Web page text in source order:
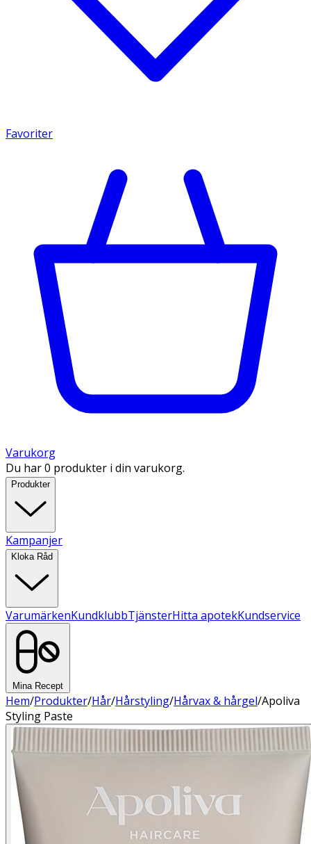
Favoriter
Varukorg
Du har 0 produkter i din varukorg.
Produkter
Kampanjer
Kloka Råd
VarumärkenKundklubbTjänsterHitta apotekKundservice
Mina Recept
Hem/Produkter/Hår/Hårstyling/Hårvax & hårgel/Apoliva
Styling Paste